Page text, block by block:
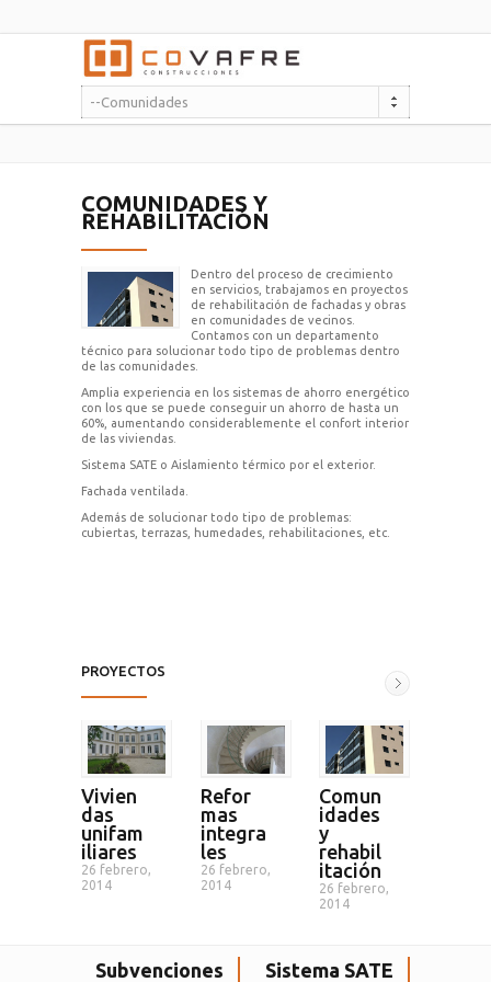
--Comunidades
COMUNIDADES Y
REHABILITACIÓN
Dentro del proceso de crecimiento
en servicios, trabajamos en proyectos
de rehabilitación de fachadas y obras
en comunidades de vecinos.
Contamos con un departamento
técnico para solucionar todo tipo de problemas dentro
de las comunidades.
Amplia experiencia en los sistemas de ahorro energético
con los que se puede conseguir un ahorro de hasta un
60%, aumentando considerablemente el confort interior
de las viviendas.
Sistema SATE o Aislamiento térmico por el exterior.
Fachada ventilada.
Además de solucionar todo tipo de problemas:
cubiertas, terrazas, humedades, rehabilitaciones, etc.
PROYECTOS
Vivien
das
unifam
iliares
26 febrero,
2014
Refor
mas
integra
les
26 febrero,
2014
Comun
idades
y
rehabil
itación
26 febrero,
2014
Subvenciones Sistema SATE